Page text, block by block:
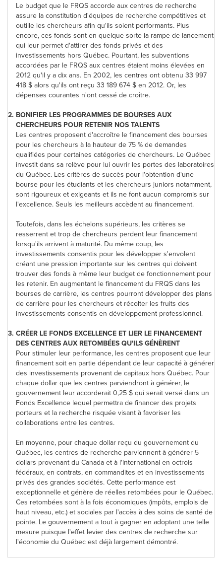
Le budget que le FRQS accorde aux centres de recherche
assure la constitution d'équipes de recherche compétitives et
outille les chercheurs afin qu'ils soient performants. Plus
encore, ces fonds sont en quelque sorte la rampe de lancement
qui leur permet d'attirer des fonds privés et des
investissements hors Québec. Pourtant, les subventions
accordées par le FRQS aux centres étaient moins élevées en
2012 qu'il y a dix ans. En 2002, les centres ont obtenu 33 997
418 $ alors qu'ils ont reçu 33 189 674 $ en 2012. Or, les
dépenses courantes n'ont cessé de croître.
2. BONIFIER LES PROGRAMMES DE BOURSES AUX
CHERCHEURS POUR RETENIR NOS TALENTS
Les centres proposent d'accroître le financement des bourses
pour les chercheurs à la hauteur de 75 % de demandes
qualifiées pour certaines catégories de chercheurs. Le Québec
investit dans sa relève pour lui ouvrir les portes des laboratoires
du Québec. Les critères de succès pour l'obtention d'une
bourse pour les étudiants et les chercheurs juniors notamment,
sont rigoureux et exigeants et ils ne font aucun compromis sur
l'excellence. Seuls les meilleurs accèdent au financement.
Toutefois, dans les échelons supérieurs, les critères se
resserrent et trop de chercheurs perdent leur financement
lorsqu'ils arrivent à maturité. Du même coup, les
investissements consentis pour les développer s'envolent
créant une pression importante sur les centres qui doivent
trouver des fonds à même leur budget de fonctionnement pour
les retenir. En augmentant le financement du FRQS dans les
bourses de carrière, les centres pourront développer des plans
de carrière pour les chercheurs et récolter les fruits des
investissements consentis en développement professionnel.
3. CRÉER LE FONDS EXCELLENCE ET LIER LE FINANCEMENT
DES CENTRES AUX RETOMBÉES QU'ILS GÉNÈRENT
Pour stimuler leur performance, les centres proposent que leur
financement soit en partie dépendant de leur capacité à générer
des investissements provenant de capitaux hors Québec. Pour
chaque dollar que les centres parviendront à générer, le
gouvernement leur accorderait 0,25 $ qui serait versé dans un
Fonds Excellence lequel permettra de financer des projets
porteurs et la recherche risquée visant à favoriser les
collaborations entre les centres.
En moyenne, pour chaque dollar reçu du gouvernement du
Québec, les centres de recherche parviennent à générer 5
dollars provenant du Canadaet à l'international en octrois
fédéraux, en contrats, en commandites et en investissements
privés des grandes sociétés. Cette performance est
exceptionnelle et génère de réelles retombées pour le Québec.
Ces retombées sont à la fois économiques (impôts, emplois de
haut niveau, etc.) et sociales par l'accès à des soins de santé de
pointe. Le gouvernement a tout à gagner en adoptant une telle
mesure puisque l'effet levier des centres de recherche sur
l'économie du Québec est déjà largement démontré.